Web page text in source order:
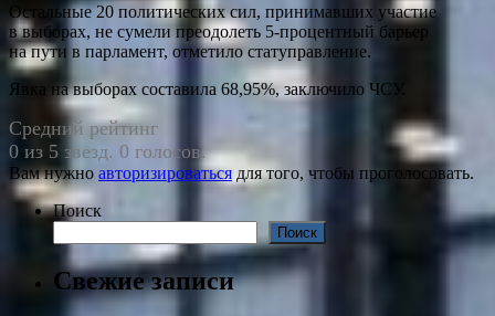
Остальные 20 политических сил, принимавших участие
в выборах, не сумели преодолеть 5-процентный барьер
на пути в парламент, отметило статуправление.
Явка на выборах составила 68,95%, заключило ЧСУ.
Средний рейтинг
0 из 5 звезд. 0 голосов.
Вам нужно авторизироваться для того, чтобы проголосовать.
Поиск
Поиск
Свежие записи